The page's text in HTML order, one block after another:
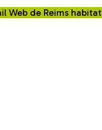
Web de Reims habitat